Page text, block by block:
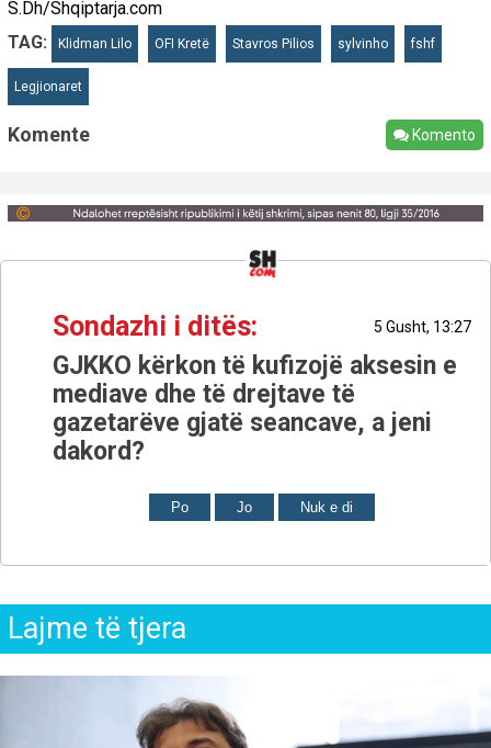
S.Dh/Shqiptarja.com
TAG:
Klidman Lilo OFI Kretë Stavros Pilios sylvinho fshf
Legjionaret
Komente Komento
Sondazhi i ditës: 5 Gusht, 13:27
GJKKO kërkon të kufizojë aksesin e
mediave dhe të drejtave të
gazetarëve gjatë seancave, a jeni
dakord?
Po Jo Nuk e di
Lajme të tjera